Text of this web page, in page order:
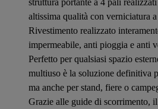
struttura portante a 4 pali
altissima qualità con verniciatura
Rivestimento realizzato
impermeabile, anti pioggia e anti
Perfetto per qualsiasi spazio
multiuso è la soluzione definitiva
ma anche per stand, fiere o
Grazie alle guide di scorrimento,